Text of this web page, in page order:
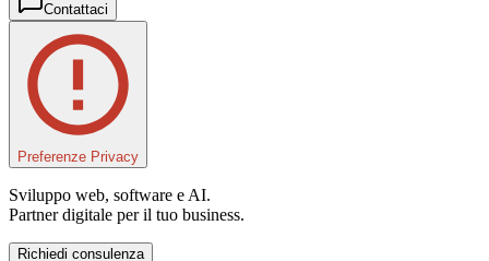
Contattaci
Preferenze Privacy
Sviluppo web, software e AI.
Partner digitale per il tuo business.
Richiedi consulenza